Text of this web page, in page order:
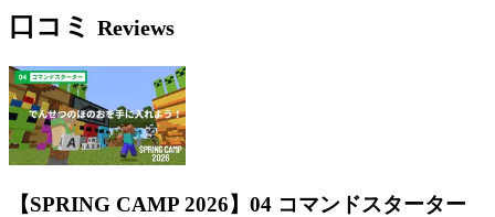
口コミ Reviews
【SPRING CAMP 2026】04 コマンドスターター